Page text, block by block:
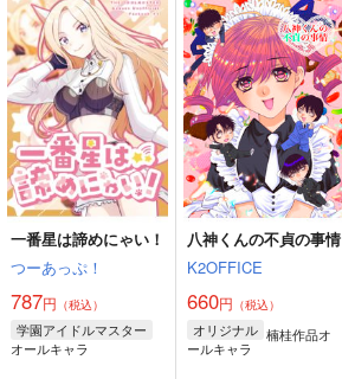
小田原抄録4
PINK POWER
472円（税込）
山姥切国広×山姥切長義
サンプル
作品詳細
五忍パニック!!
水天一碧
944円（税込）
五年生
サンプル
作品詳細
一番星は諦めにゃい！
つーあっぷ！
787円 （税込）
学園アイドルマスター
オールキャラ
八神くんの不貞の事情
K2OFFICE
660円 （税込）
オリジナル 楠桂作品オ
ールキャラ